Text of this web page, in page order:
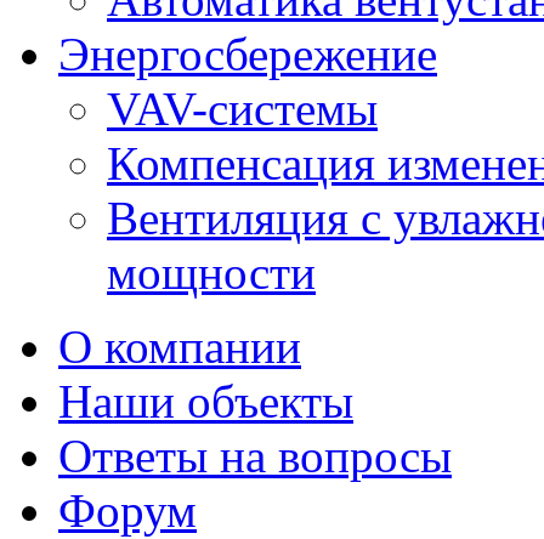
Энергосбережение
VAV-системы
Компенсация
Вентиляция с
мощности
О компании
Наши объекты
Ответы на вопросы
Форум